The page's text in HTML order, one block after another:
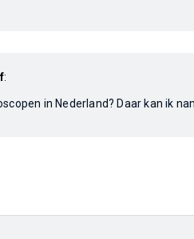
:
in Nederland? Daar kan ik